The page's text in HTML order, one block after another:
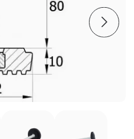
для школьных парт